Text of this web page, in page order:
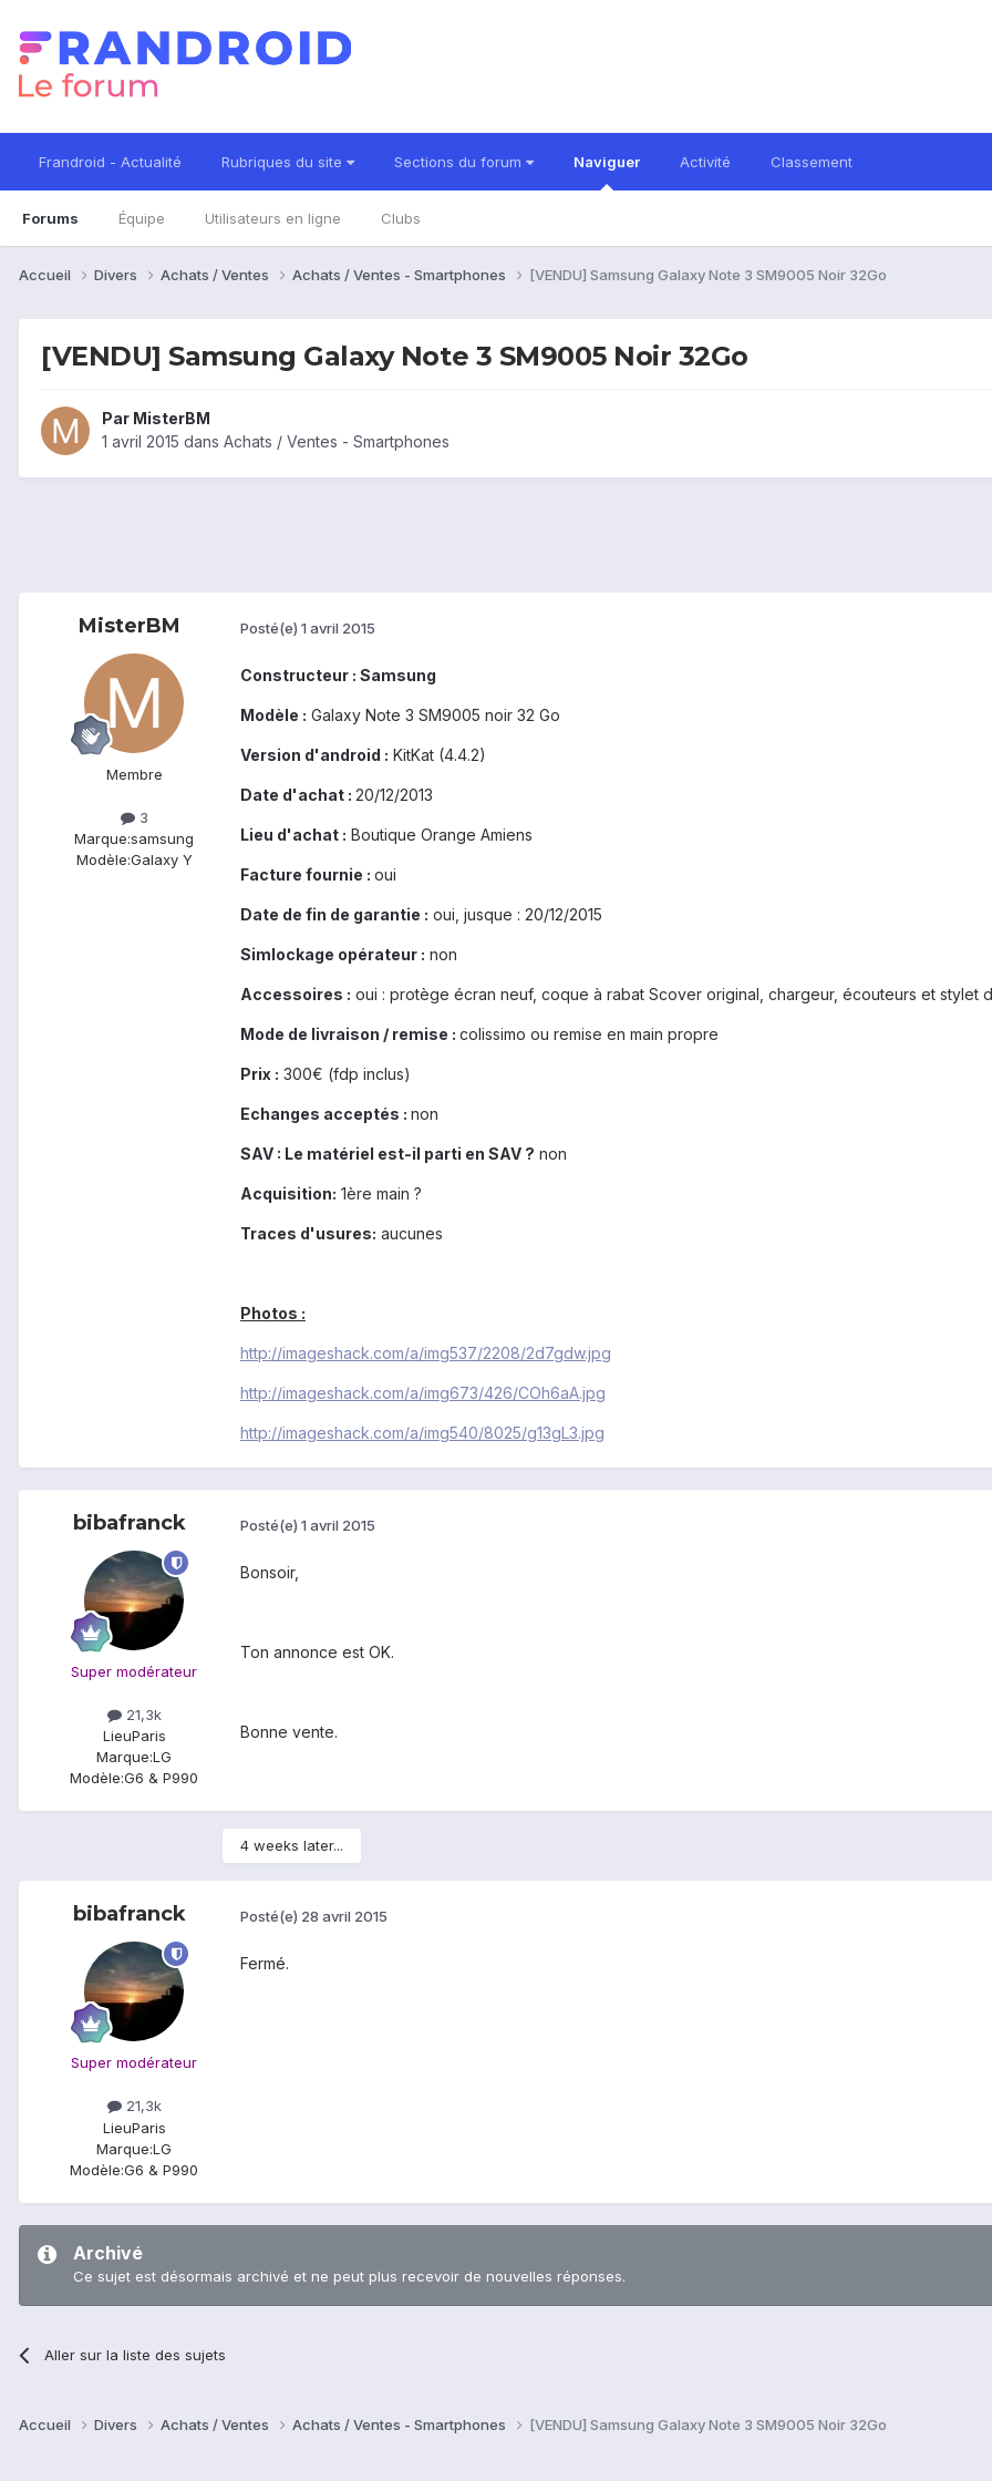
Frandroid - Actualité Rubriques du site Sections du forum Naviguer
Forums Équipe Utilisateurs en ligne Clubs
Activité Classement
Accueil Divers Achats / Ventes Achats / Ventes - Smartphones [VENDU] Samsung Galaxy Note 3 SM9005 Noir 32Go
[VENDU] Samsung Galaxy Note 3 SM9005 Noir 32Go
Par MisterBM
1 avril 2015 dans Achats / Ventes - Smartphones
MisterBM
Membre
3
Marque:samsung
Modèle:Galaxy Y
Posté(e) 1 avril 2015
Constructeur : Samsung
Modèle : Galaxy Note 3 SM9005 noir 32 Go
Version d'android : KitKat (4.4.2)
Date d'achat : 20/12/2013
Lieu d'achat : Boutique Orange Amiens
Facture fournie : oui
Date de fin de garantie : oui, jusque : 20/12/2015
Simlockage opérateur : non
Accessoires : oui : protège écran neuf, coque à rabat Scover original, chargeur, écouteurs et stylet
Mode de livraison / remise : colissimo ou remise en main propre
Prix : 300€ (fdp inclus)
Echanges acceptés : non
SAV : Le matériel est-il parti en SAV ? non
Acquisition: 1ère main ?
Traces d'usures: aucunes
Photos :
http://imageshack.com/a/img537/2208/2d7gdw.jpg
http://imageshack.com/a/img673/426/COh6aA.jpg
http://imageshack.com/a/img540/8025/g13gL3.jpg
bibafranck
Super modérateur
21,3k
LieuParis
Marque:LG
Modèle:G6 & P990
Posté(e) 1 avril 2015
Bonsoir,
Ton annonce est OK.
Bonne vente.
4 weeks later...
bibafranck
Super modérateur
21,3k
LieuParis
Marque:LG
Modèle:G6 & P990
Posté(e) 28 avril 2015
Fermé.
Archivé
Ce sujet est désormais archivé et ne peut plus recevoir de nouvelles réponses.
Aller sur la liste des sujets
Accueil Divers Achats / Ventes Achats / Ventes - Smartphones [VENDU] Samsung Galaxy Note 3 SM9005 Noir 32Go